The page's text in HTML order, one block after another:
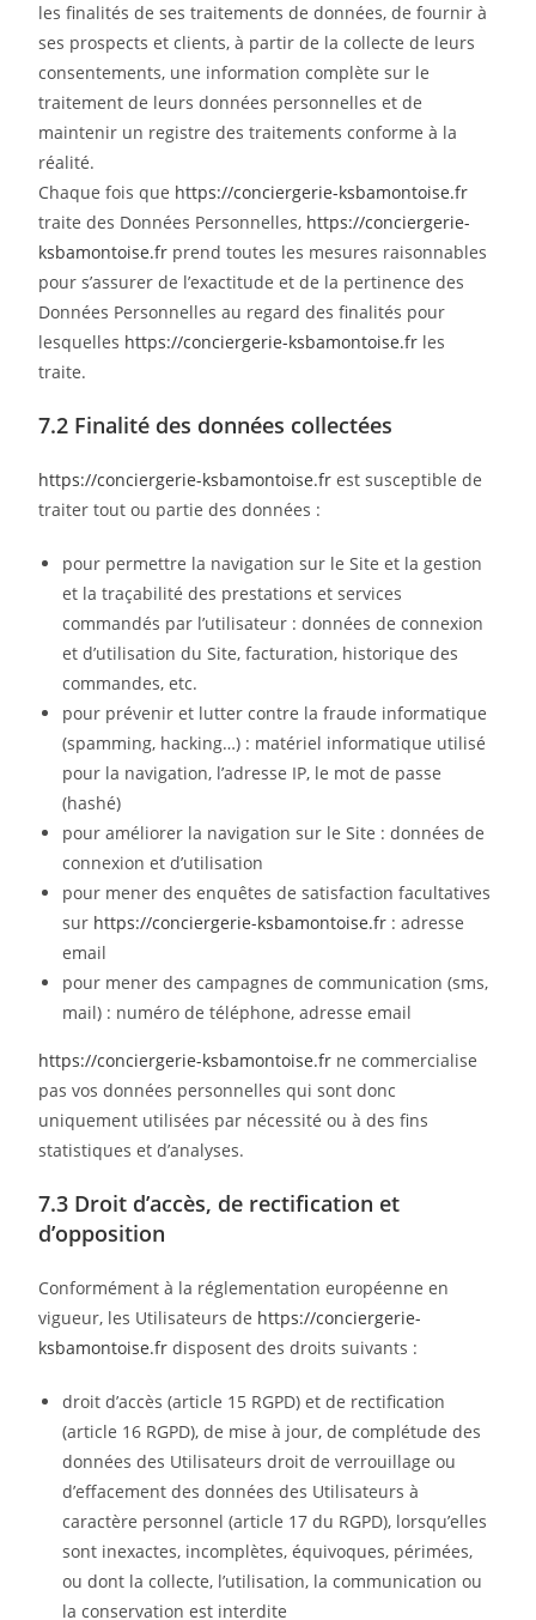
les finalités de ses traitements de données, de fournir à
ses prospects et clients, à partir de la collecte de leurs
consentements, une information complète sur le
traitement de leurs données personnelles et de
maintenir un registre des traitements conforme à la
réalité.
Chaque fois que https://conciergerie-ksbamontoise.fr
traite des Données Personnelles, https://conciergerie-
ksbamontoise.fr prend toutes les mesures raisonnables
pour s’assurer de l’exactitude et de la pertinence des
Données Personnelles au regard des finalités pour
lesquelles https://conciergerie-ksbamontoise.fr les
traite.
7.2 Finalité des données collectées
https://conciergerie-ksbamontoise.fr est susceptible de
traiter tout ou partie des données :
pour permettre la navigation sur le Site et la gestion
et la traçabilité des prestations et services
commandés par l’utilisateur : données de connexion
et d’utilisation du Site, facturation, historique des
commandes, etc.
pour prévenir et lutter contre la fraude informatique
(spamming, hacking…) : matériel informatique utilisé
pour la navigation, l’adresse IP, le mot de passe
(hashé)
pour améliorer la navigation sur le Site : données de
connexion et d’utilisation
pour mener des enquêtes de satisfaction facultatives
sur https://conciergerie-ksbamontoise.fr : adresse
email
pour mener des campagnes de communication (sms,
mail) : numéro de téléphone, adresse email
https://conciergerie-ksbamontoise.fr ne commercialise
pas vos données personnelles qui sont donc
uniquement utilisées par nécessité ou à des fins
statistiques et d’analyses.
7.3 Droit d’accès, de rectification et
d’opposition
Conformément à la réglementation européenne en
vigueur, les Utilisateurs de https://conciergerie-
ksbamontoise.fr disposent des droits suivants :
droit d’accès (article 15 RGPD) et de rectification
(article 16 RGPD), de mise à jour, de complétude des
données des Utilisateurs droit de verrouillage ou
d’effacement des données des Utilisateurs à
caractère personnel (article 17 du RGPD), lorsqu’elles
sont inexactes, incomplètes, équivoques, périmées,
ou dont la collecte, l’utilisation, la communication ou
la conservation est interdite